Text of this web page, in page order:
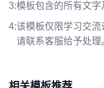
3:模板包含的所有文字
4:该模板仅限学习交
请联系客服给予处理